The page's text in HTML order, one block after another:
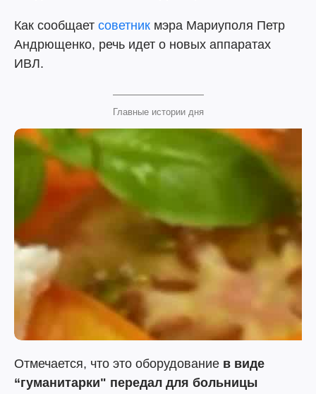
Как сообщает советник мэра Мариуполя Петр
Андрющенко, речь идет о новых аппаратах
ИВЛ.
Главные истории дня
Отмечается, что это оборудование в виде
“гуманитарки" передал для больницы